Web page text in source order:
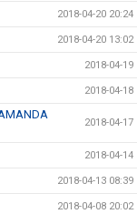
2018-04-20 20:24
2018-04-20 13:02
2018-04-19
2018-04-18
2018-04-17
2018-04-14
2018-04-13 08:39
2018-04-08 20:02